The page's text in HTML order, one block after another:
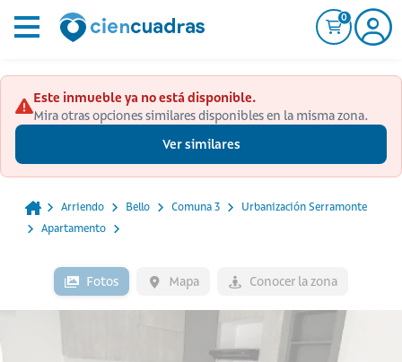
0
Este inmueble ya no está disponible.
Mira otras opciones similares disponibles en la misma zona.
Ver similares
Arriendo Bello Comuna 3
Urbanización Serramonte
Apartamento
Fotos Mapa Conocer la zona